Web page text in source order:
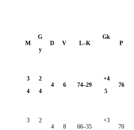
M
G
y
D V L–K
Gk
P
3
4
2
4
4 6 74–29
+4
5
76
3
2
4 8 66–35
+3
70